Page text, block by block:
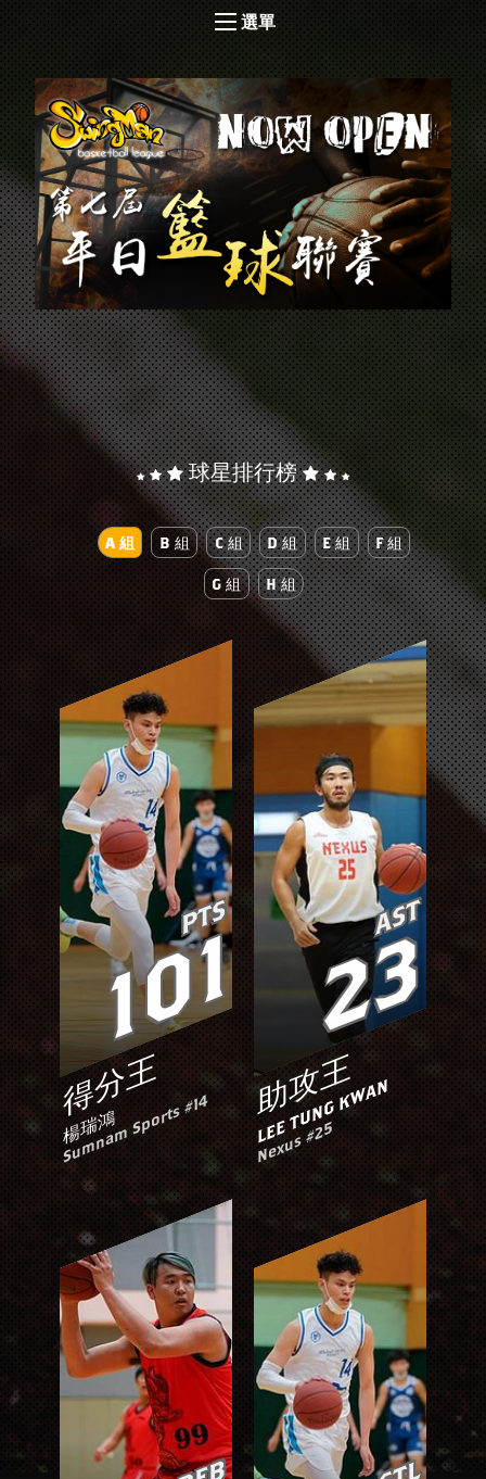
選單
球星排行榜
A 組 B 組 C 組 D 組 E 組 F 組
G 組 H 組
得分王
楊瑞鴻
Sumnam Sports #14
PTS
101
助攻王
LEE TUNG KWAN
Nexus #25
AST
23